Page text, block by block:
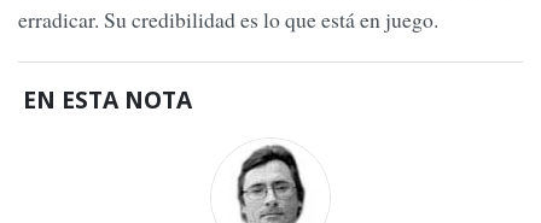
erradicar. Su credibilidad es lo que está en juego.
EN ESTA NOTA